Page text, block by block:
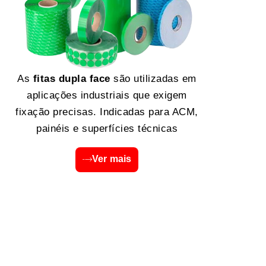
As fitas dupla face são utilizadas em
aplicações industriais que exigem
fixação precisas. Indicadas para ACM,
painéis e superfícies técnicas
Ver mais